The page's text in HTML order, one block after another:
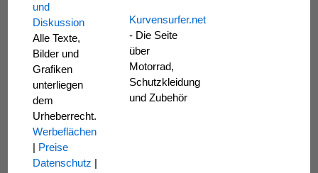
und
Diskussion
Alle Texte,
Bilder und
Grafiken
unterliegen
dem
Urheberrecht.
Werbeflächen
| Preise
Datenschutz |
Kurvensurfer.net
- Die Seite
über
Motorrad,
Schutzkleidung
und Zubehör